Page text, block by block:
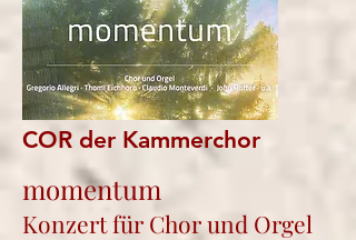
COR der Kammerchor
momentum
Konzert für Chor und Orgel